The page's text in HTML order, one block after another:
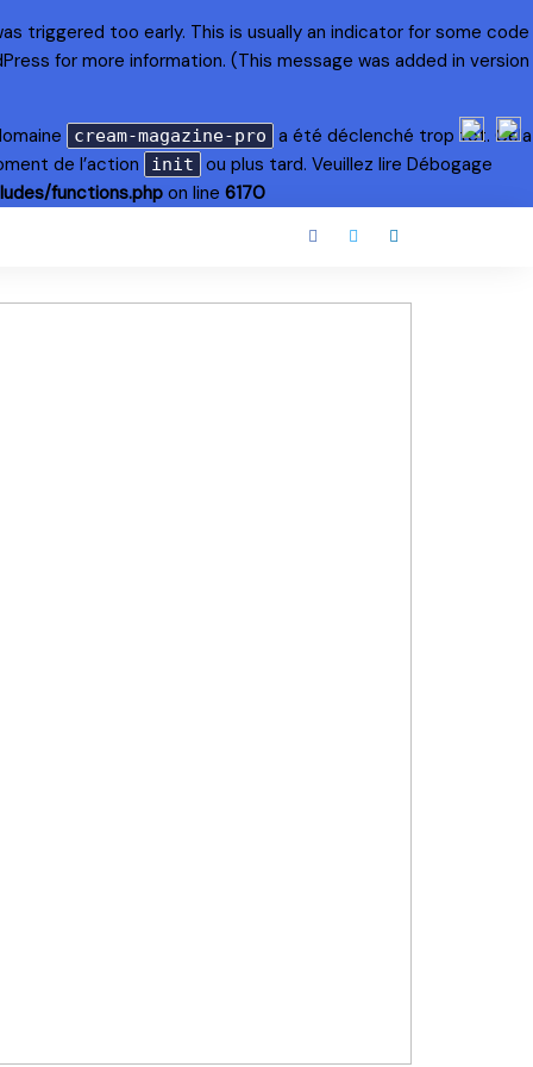
triggered too early. This is usually an indicator for some code
for more information. (This message was added in version
cream-magazine-pro
a été déclenché trop tôt. Cela
de l’action
init ou plus tard. Veuillez lire Débogage
functions.php on line 6170